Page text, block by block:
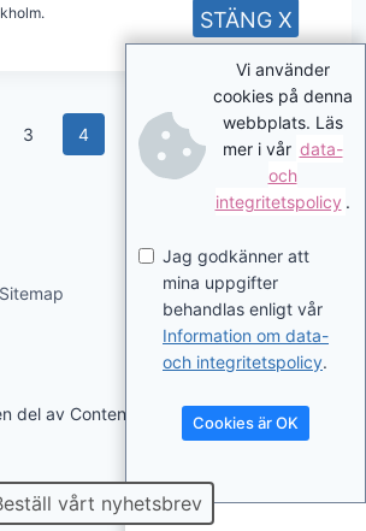
3 4 5 6 …
9
Sitemap
del av Contentverkstan.se)
vårt nyhetsbrev
Vi använder
cookies på denna
webbplats. Läs
mer i vår data-
och
integritetspolicy .
Jag godkänner att
mina uppgifter
behandlas enligt vår
Information om data-
och integritetspolicy.
Cookies är OK
STÄNG X